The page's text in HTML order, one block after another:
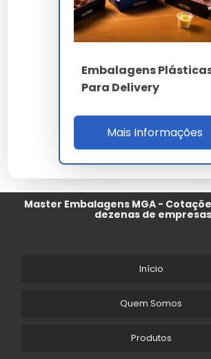
Embalagens
Para Delivery
Mais Informações
Master Embalagens MGA -
dezenas de
Início
Quem Somos
Produtos